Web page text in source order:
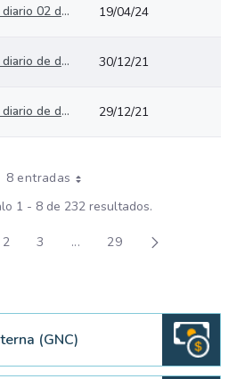
Informe diario 02 de junio de 2021 19/04/24
Informe diario de deuda pública del 31 de diciembre de 2021 30/12/21
Informe diario de deuda pública del 30 de diciembre de 2021 29/12/21
8 entradas
1 - 8 de 232 resultados.
Página
2 Página
3 ...Páginas intermedias Use
Página
29
(GNC)